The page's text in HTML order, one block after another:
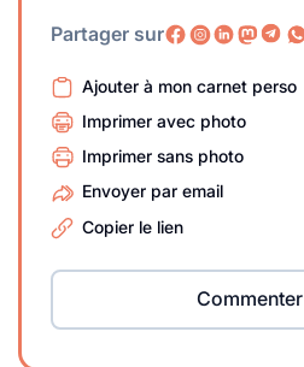
Partager sur
Ajouter à mon carnet perso
Imprimer avec photo
Imprimer sans photo
Envoyer par email
Copier le lien
Commenter